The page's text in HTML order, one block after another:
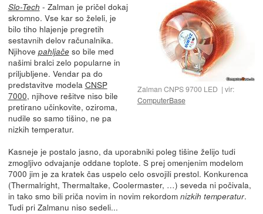
Zalman CNPS 9700 LED
vir:
ComputerBase
Slo-Tech - Zalman je pričel dokaj
skromno. Vse kar so želeli, je
bilo tiho hlajenje pregretih
sestavnih delov računalnika.
Njihove pahljačeso bile med
našimi bralci zelo popularne in
priljubljene. Vendar pa do
predstavitve modela CNSP
7000, njihove rešitve niso bile
pretirano učinkovite, oziroma,
nudile so samo tišino, ne pa
nizkih temperatur.
Kasneje je postalo jasno, da uporabniki poleg tišine želijo tudi
zmogljivo odvajanje oddane toplote. S prej omenjenim modelom
7000 jim je za kratek čas uspelo celo osvojili prestol. Konkurenca
(Thermalright, Thermaltake, Coolermaster, …) seveda ni počivala,
in tako smo bili priča novim in novim rekordom nizkih temperatur.
Tudi pri Zalmanu niso sedeli...